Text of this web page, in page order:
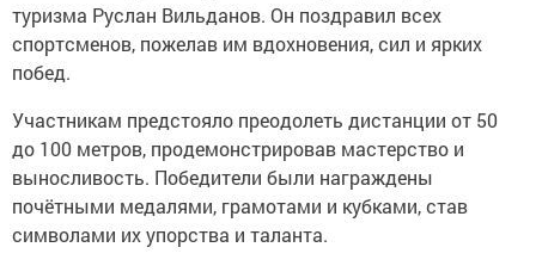
туризма Руслан Вильданов. Он поздравил всех
спортсменов, пожелав им вдохновения, сил и ярких
побед.
Участникам предстояло преодолеть дистанции от 50
до 100 метров, продемонстрировав мастерство и
выносливость. Победители были награждены
почётными медалями, грамотами и кубками, став
символами их упорства и таланта.